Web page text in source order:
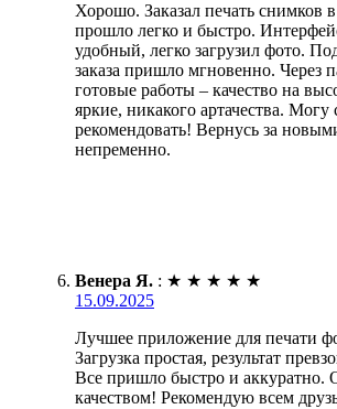
Хорошо. Заказал печать снимков
прошло легко и быстро.
удобный, легко загрузил фото.
заказа пришло мгновенно. Через
готовые работы – качество на
яркие, никакого артачества. Могу
рекомендовать! Вернусь за
непременно.
Венера Я. : ★ ★ ★ ★ ★
15.09.2025
Лучшее приложение для печати
Загрузка простая, результат
Все пришло быстро и аккуратно.
качеством! Рекомендую всем